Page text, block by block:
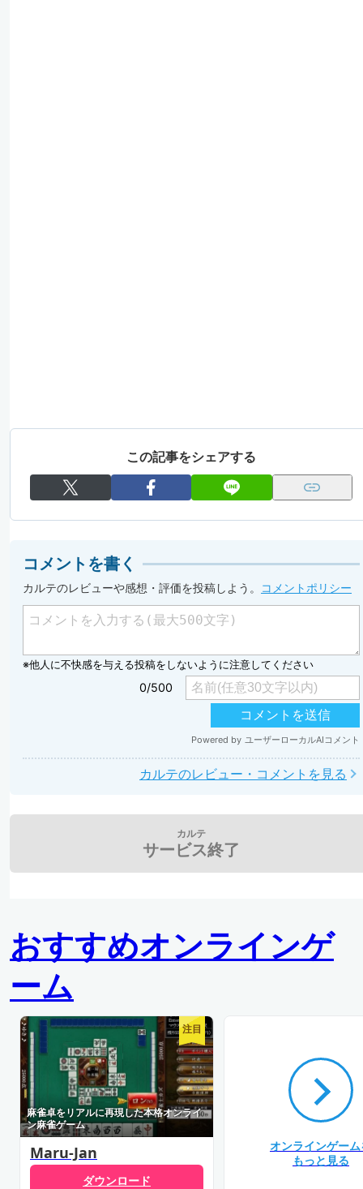
この記事をシェアする
コメントを書く
カルテのレビューや感想・評価を投稿しよう。 コメントポリシー
カルテのレビュー・コメントを見る
カルテ
サービス終了
おすすめオンラインゲ
ーム
Maru-Jan
麻雀卓をリアルに再現した本格オンライ
ン麻雀ゲーム
注目
ダウンロード
オンラインゲー
もっと見る